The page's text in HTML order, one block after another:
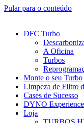
Pular para o conteúdo
DFC Turbo
A Oficina
Turbos
Monte o seu Turbo
Limpeza de Filtro
Cases de Sucesso
DYNO Experience
Loja